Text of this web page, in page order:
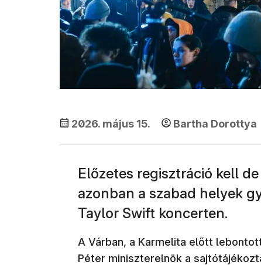
2026. május 15. Bartha Dorottya
Előzetes regisztráció kell
azonban a szabad helyek
Taylor Swift koncerten.
A Várban, a Karmelita előtt
Péter miniszterelnök a